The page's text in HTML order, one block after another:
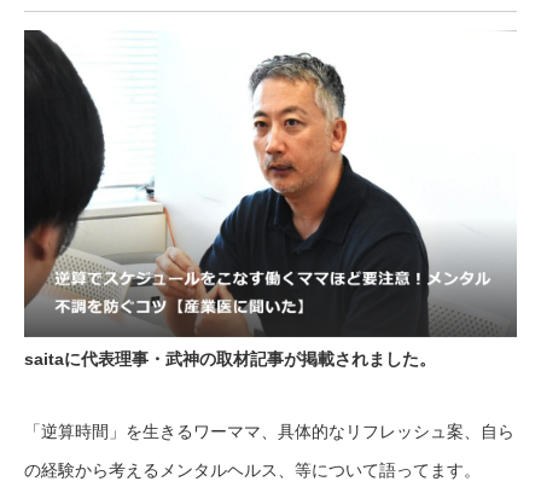
saitaに代表理事・武神の取材記事が掲載されました。
「逆算時間」を生きるワーママ、具体的なリフレッシュ案、自ら
の経験から考えるメンタルヘルス、等について語ってます。